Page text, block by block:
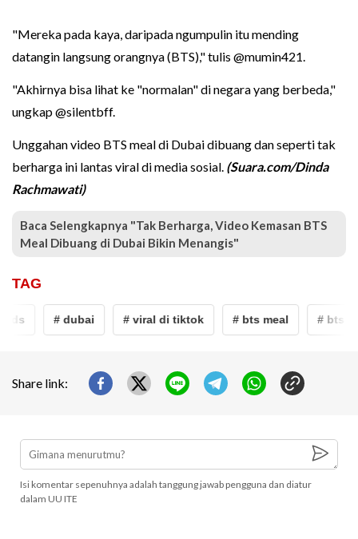
"Mereka pada kaya, daripada ngumpulin itu mending
datangin langsung orangnya (BTS)," tulis @mumin421.
"Akhirnya bisa lihat ke "normalan" di negara yang berbeda,"
ungkap @silentbff.
Unggahan video BTS meal di Dubai dibuang dan seperti tak
berharga ini lantas viral di media sosial. (Suara.com/Dinda
Rachmawati)
Baca Selengkapnya "Tak Berharga, Video Kemasan BTS
Meal Dibuang di Dubai Bikin Menangis"
TAG
# dubai # viral di tiktok # bts meal # bts
Share link:
Isi komentar sepenuhnya adalah tanggung jawab pengguna dan diatur
dalam UU ITE